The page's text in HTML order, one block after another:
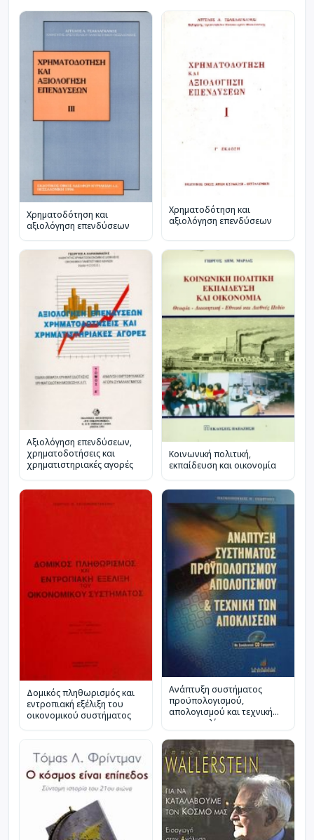
Χρηματοδότηση και
αξιολόγηση επενδύσεων
Χρηματοδότηση και
αξιολόγηση επενδύσεων
Αξιολόγηση επενδύσεων,
χρηματοδοτήσεις και
χρηματιστηριακές αγορές
Κοινωνική πολιτική,
εκπαίδευση και οικονομία
Δομικός πληθωρισμός και
εντροπιακή εξέλιξη του
οικονομικού συστήματος
Ανάπτυξη συστήματος
προϋπολογισμού,
απολογισμού και τεχνική
των αποκλίσεων